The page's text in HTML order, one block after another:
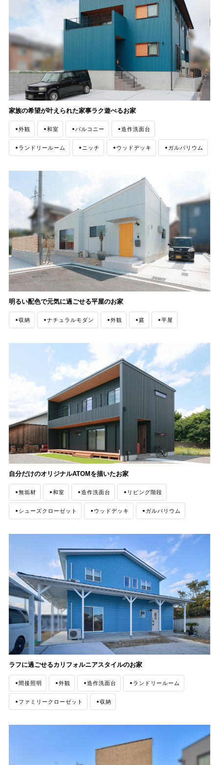
家族の希望が叶えられた家事ラク遊べるお家
外観 和室 バルコニー 造作洗面台
ランドリールーム ニッチ ウッドデッキ ガルバリウム
明るい配色で元気に過ごせる平屋のお家
収納 ナチュラルモダン 外観 庭 平屋
自分だけのオリジナルATOMを描いたお家
無垢材 和室 造作洗面台 リビング階段
シューズクローゼット ウッドデッキ ガルバリウム
ラフに過ごせるカリフォルニアスタイルのお家
間接照明 外観 造作洗面台 ランドリールーム
ファミリークローゼット 収納